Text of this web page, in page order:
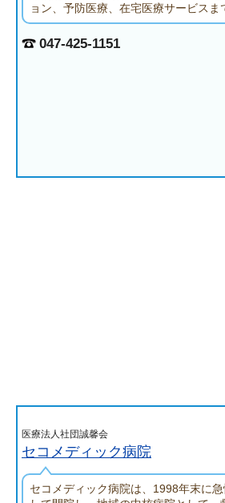
ョン、予防医療、在宅医療サービスま
047-425-1151
医療法人社団誠馨会
セコメディック病院
セコメディック病院は、1998年末に